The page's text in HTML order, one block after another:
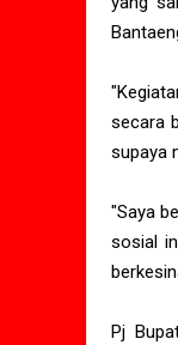
secara
supaya
"Saya
sosial
Pj